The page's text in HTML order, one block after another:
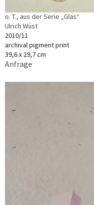
o. T., aus der Serie „Glas“
Ulrich Wüst
2010/11
archival pigment print
39,6 x 29,7 cm
Anfrage